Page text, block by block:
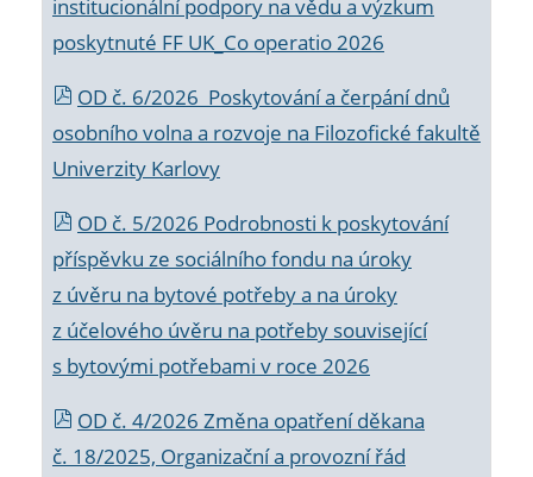
institucionální podpory na vědu a výzkum
poskytnuté FF UK_Co operatio 2026
OD č. 6/2026 Poskytování a čerpání dnů
osobního volna a rozvoje na Filozofické fakultě
Univerzity Karlovy
OD č. 5/2026 Podrobnosti k poskytování
příspěvku ze sociálního fondu na úroky
z úvěru na bytové potřeby a na úroky
z účelového úvěru na potřeby související
s bytovými potřebami v roce 2026
OD č. 4/2026 Změna opatření děkana
č. 18/2025, Organizační a provozní řád